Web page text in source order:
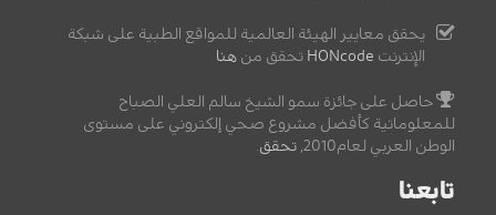
يحقق معايير الهيئة العالمية للمواقع الطبية على شبكة
الإنترنت HONcode تحقق من هنا
حاصل على جائزة سمو الشيخ سالم العلي الصباح
للمعلوماتية كأفضل مشروع صحي إلكتروني على مستوى
الوطن العربي لعام2010,
تحقق.
تابعنا